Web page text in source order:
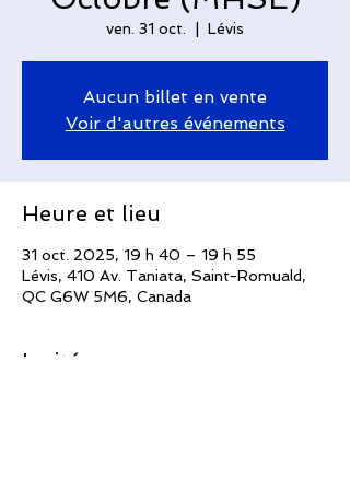
ven. 31 oct. Lévis
Aucun billet en vente
Voir d'autres événements
Heure et lieu
31 oct. 2025, 19 h 40 – 19 h 55
Lévis, 410 Av. Taniata, Saint-Romuald,
QC G6W 5M6, Canada
Invités